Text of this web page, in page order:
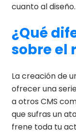
cuanto al diseño.
¿Qué
sobre el
La creación de
ofrecer una
a otros CMS
que sufras un
frene toda tu